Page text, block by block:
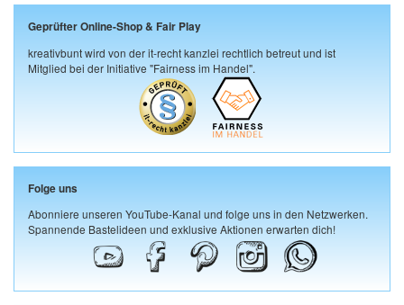
Geprüfter Online-Shop & Fair Play
kreativbunt wird von der it-recht kanzlei rechtlich betreut und ist
Mitglied bei der Initiative "Fairness im Handel".
Folge uns
Abonniere unseren YouTube-Kanal und folge uns in den Netzwerken.
Spannende Bastelideen und exklusive Aktionen erwarten dich!